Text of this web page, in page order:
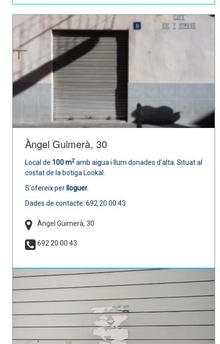
Àngel Guimerà, 30
Local de 100 m2 amb aigua i llum donades d'alta. Situat al
costat de la botiga Lookal.
S'ofereix per lloguer.
Dades de contacte: 692 20 00 43
Àngel Guimerà, 30
692 20 00 43